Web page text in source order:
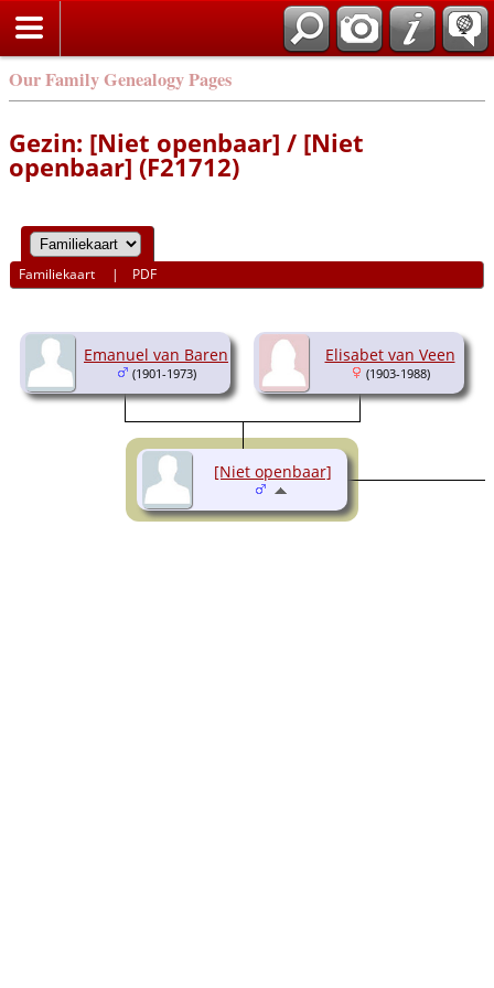
Our Family Genealogy Pages
Gezin: [Niet openbaar] / [Niet
openbaar] (F21712)
Familiekaart | PDF
Emanuel van Baren
(1901-1973)
Elisabet van Veen
(1903-1988)
[Niet openbaar]